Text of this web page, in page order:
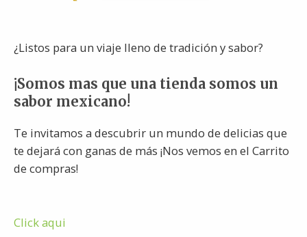
¿Listos para un viaje lleno de tradición y sabor?
¡Somos mas que una tienda somos un
sabor mexicano!
Te invitamos a descubrir un mundo de delicias que
te dejará con ganas de más ¡Nos vemos en el Carrito
de compras!
Click aqui